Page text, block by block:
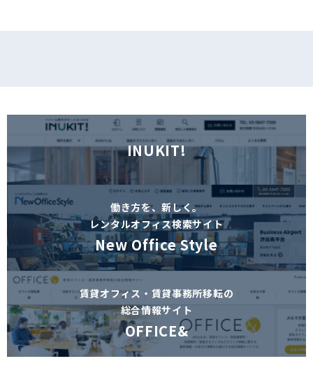
INUKIT!
働き方を、新しく。
レンタルオフィス検索サイト
New Office Style
賃貸オフィス・賃貸事務所移転の
総合情報サイト
OFFICE&